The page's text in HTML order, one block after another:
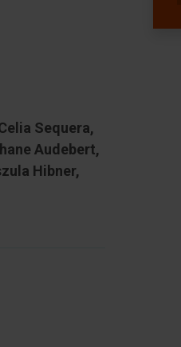
Sequera,
Audebert,
Hibner,